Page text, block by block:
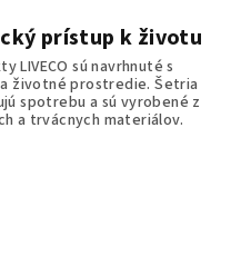
prístup k životu
LIVECO sú navrhnuté s
životné prostredie. Šetria
spotrebu a sú vyrobené z
a trvácnych materiálov.